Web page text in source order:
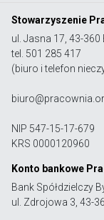
Stowarzyszenie
ul. Jasna 17, 43-
tel. 501 285 417
(biuro i telefon
NIP 547-15-17-679
KRS 0000120960
Konto bankowe
Bank Spółdzielczy
ul. Zdrojowa 3, 43-